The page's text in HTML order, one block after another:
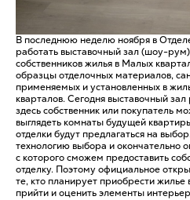
В последнюю неделю ноября в
работать выставочный зал (шоу-
собственников жилья в Малых
образцы отделочных материалов,
применяемых и установленных в
кварталов. Сегодня выставочный
здесь собственник или покупатель
выглядеть комнаты будущей
отделки будут предлагаться на
технологию выбора и окончательно
с которого сможем предоставить
отделку. Поэтому официальное
те, кто планирует приобрести
прийти и оценить элементы